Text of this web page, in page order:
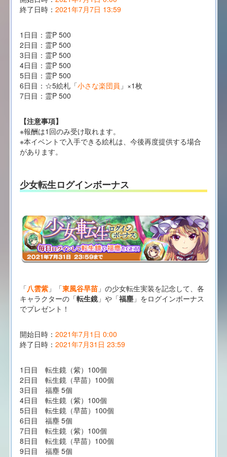
終了日時： 2021年7月7日 13:59
1日目：霊P 500
2日目：霊P 500
3日目：霊P 500
4日目：霊P 500
5日目：霊P 500
6日目：☆5絵札「小さな楽団員 」×1枚
7日目：霊P 500
【注意事項】
※報酬は1回のみ受け取れます。
※本イベントで入手できる絵札は、今後再度提供する場合
があります。
少女転生ログインボーナス
「八雲紫」「東風谷早苗」の少女転生実装を記念して、各
キャラクターの「転生鏡」や「福塵」をログインボーナス
でプレゼント！
開始日時： 2021年7月1日 0:00
終了日時： 2021年7月31日 23:59
1日目 転生鏡（紫）100個
2日目 転生鏡（早苗）100個
3日目 福塵 5個
4日目 転生鏡（紫）100個
5日目 転生鏡（早苗）100個
6日目 福塵 5個
7日目 転生鏡（紫）100個
8日目 転生鏡（早苗）100個
9日目 福塵 5個